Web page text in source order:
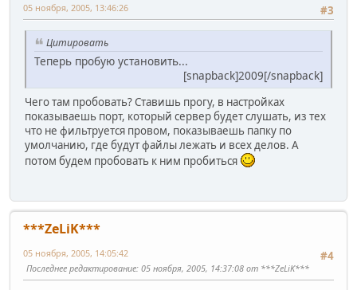
#3
05 ноября, 2005, 13:46:26
Цитировать
Теперь пробую установить...
[snapback]2009[/snapback]
Чего там пробовать? Ставишь прогу, в настройках
показываешь порт, который сервер будет слушать, из тех
что не фильтруется провом, показываешь папку по
умолчанию, где будут файлы лежать и всех делов. А
потом будем пробовать к ним пробиться
***ZeLiK***
#4
05 ноября, 2005, 14:05:42
Последнее редактирование: 05 ноября, 2005, 14:37:08 от ***ZeLiK***